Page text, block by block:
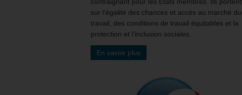
sur l’égalité des chances et accès au marché du
travail, des conditions de travail équitables et la
protection et l’inclusion sociales.
En savoir plus